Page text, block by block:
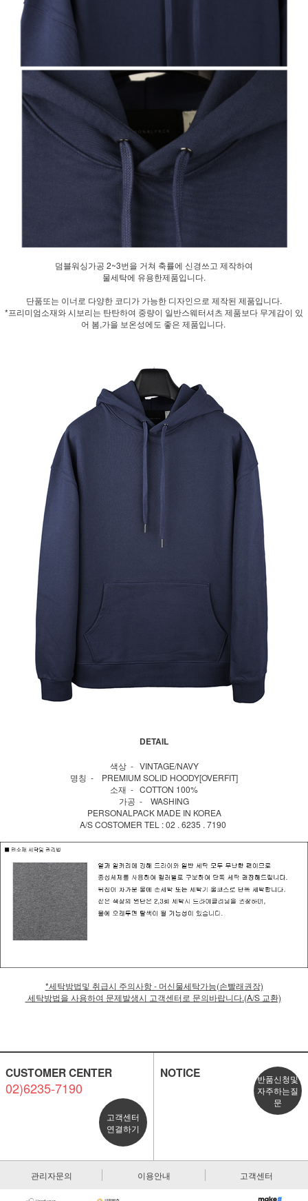
덤블워싱가공 2~3번을 거쳐 축률에 신경쓰고 제작하여
물세탁에 유용한제품입니다.
단품또는 이너로 다양한 코디가 가능한 디자인으로 제작된 제품입니다.
*프리미엄소재와 시보리는 탄탄하여 중량이 일반스웨터셔츠 제품보다 무게감이 있
어 봄,가을 보온성에도 좋은 제품입니다.
DETAIL
색상 - VINTAGE/NAVY
명칭 - PREMIUM SOLID HOODY[OVERFIT]
소재 - COTTON 100%
가공 - WASHING
PERSONALPACK MADE IN KOREA
A/S COSTOMER TEL : 02 . 6235 . 7190
*세탁방법및 취급시 주의사항 - 머신물세탁가능(손빨래권장)
세탁방법을 사용하여 문제발생시 고객센터로 문의바랍니다.(A/S 교환)
CUSTOMER CENTER
02)6235-7190
고객센터
연결하기
NOTICE
반품신청및
자주하는질
문
관리자문의 이용안내 고객센터